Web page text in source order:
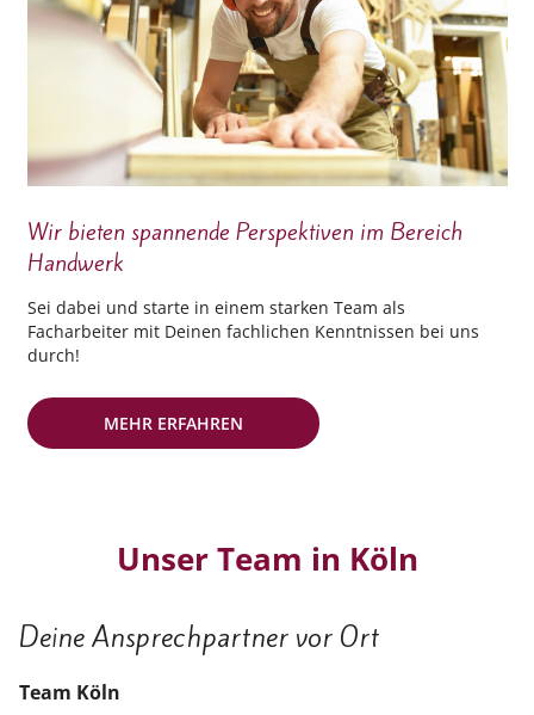
Wir bieten spannende Perspektiven im Bereich
Handwerk
Sei dabei und starte in einem starken Team als
Facharbeiter mit Deinen fachlichen Kenntnissen bei uns
durch!
MEHR ERFAHREN
Unser Team in Köln
Deine Ansprechpartner vor Ort
Team Köln